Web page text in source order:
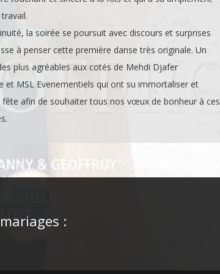
la soirée se poursuit avec discours et surprises
à penser cette première danse très originale. Un
plus agréables aux cotés de Mehdi Djafer
et MSL Evenementiels qui ont su immortaliser et
fête afin de souhaiter tous nos vœux de bonheur à ces
: